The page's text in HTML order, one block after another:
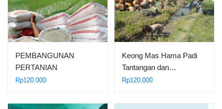
PEMBANGUNAN
PERTANIAN
BERKELANJUTAN:
Rp120.000
Keong Mas Hama Padi
Tantangan dan…
Rp120.000